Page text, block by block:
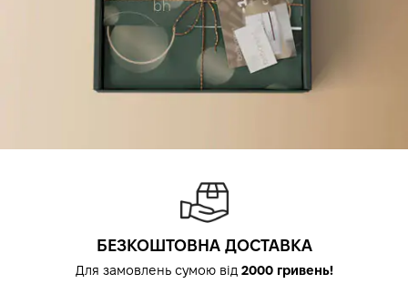
БЕЗКОШТОВНА ДОСТАВКА
Для замовлень сумою від 2000 гривень!